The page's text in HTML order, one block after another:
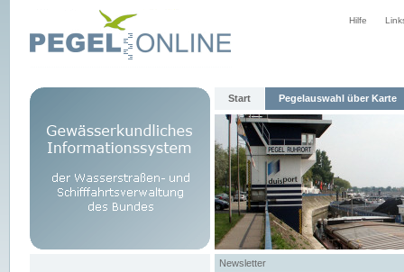
Hilfe
Start Pegelauswahl über Karte
Newsletter